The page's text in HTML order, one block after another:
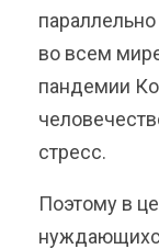
во всем
пандемии
стресс.
Поэтому в